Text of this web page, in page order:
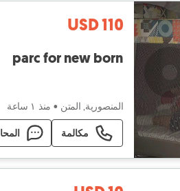
USD 110
parc for new born
المنصورية, المتن • منذ ١ ساعة
مكالمة